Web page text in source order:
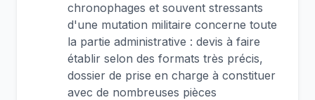
chronophages et souvent stressants
d'une mutation militaire concerne toute
la partie administrative : devis à faire
établir selon des formats très précis,
dossier de prise en charge à constituer
avec de nombreuses pièces